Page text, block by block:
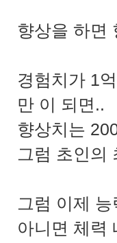
향상을 하면
경험치가 1
만 이 되면..
향상치는
그럼 초인의
그럼 이제
아니면 체력